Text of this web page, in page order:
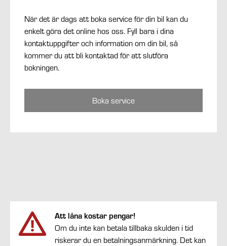
När det är dags att boka service för din bil kan du
enkelt göra det online hos oss. Fyll bara i dina
kontaktuppgifter och information om din bil, så
kommer du att bli kontaktad för att slutföra
bokningen.
Boka service
Att låna kostar pengar!
Om du inte kan betala tillbaka skulden i tid
riskerar du en betalningsanmärkning. Det kan